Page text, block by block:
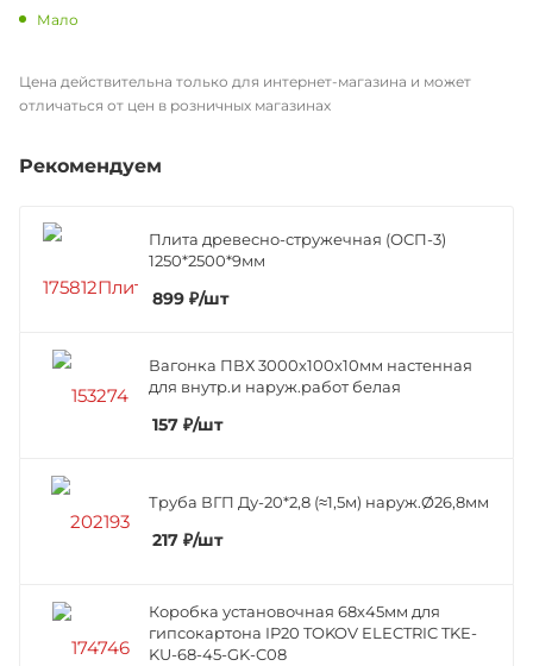
Мало
Цена действительна только для интернет-магазина и может
отличаться от цен в розничных магазинах
Рекомендуем
Плита древесно-стружечная (ОСП-3)
1250*2500*9мм
899 ₽/шт
Вагонка ПВХ 3000х100х10мм настенная
для внутр.и наруж.работ белая
157 ₽/шт
Труба ВГП Ду-20*2,8 (≈1,5м) наруж.Ø26,8мм
217 ₽/шт
Коробка установочная 68х45мм для
гипсокартона IP20 TOKOV ELECTRIC TKE-
KU-68-45-GK-C08